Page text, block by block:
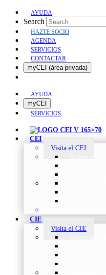
AYUDA
Search
HAZTE SOCIO
AGENDA
SERVICIOS
CONTACTAR
myCEI (área privada)
AYUDA
myCEI
SERVICIOS
CEI
Visita el CEI
CIE
Visita el CIE